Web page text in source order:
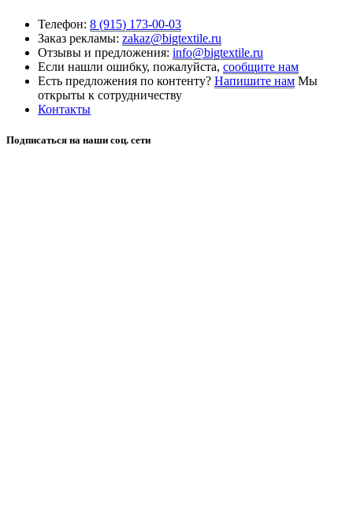
Телефон: 8 (915) 173-00-03
Заказ рекламы: zakaz@bigtextile.ru
Отзывы и предложения: info@bigtextile.ru
Если нашли ошибку, пожалуйста, сообщите нам
Есть предложения по контенту? Напишите нам Мы
открыты к сотрудничеству
Контакты
Подписаться на наши соц. сети